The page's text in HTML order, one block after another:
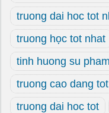
truong dai hoc tot
truong học tot nhat
tinh huong su pham
truong cao dang tot
truong dai hoc tot